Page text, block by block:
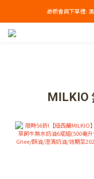
🎁新會員下單禮:
MILKIO